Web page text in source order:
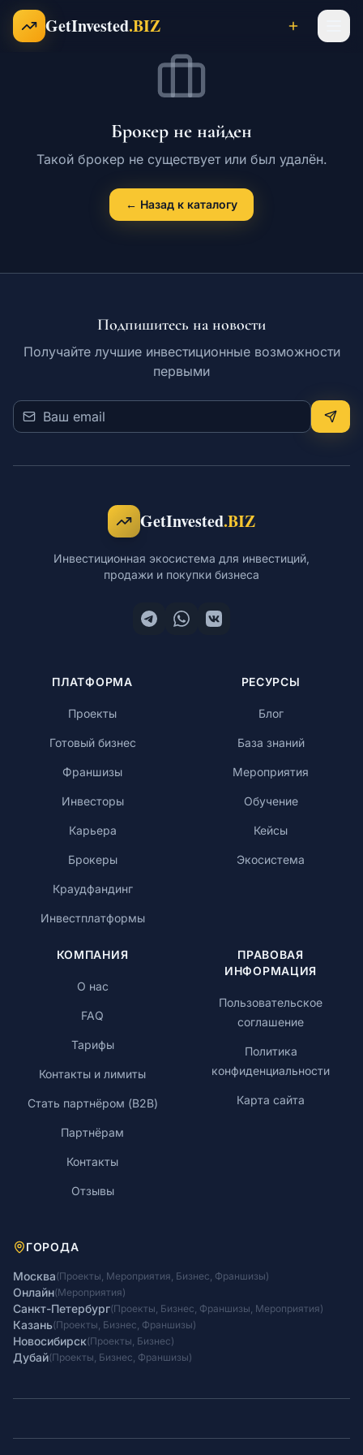
Перейти к содержимому
GetInvested.BIZ
Бизнесы
Франшизы
Карьера
Обучение
© 2026 Все права защищены
Брокер не найден
Такой брокер не существует или был удалён.
← Назад к каталогу
Подпишитесь на новости
Получайте лучшие инвестиционные возможности
первыми
GetInvested.BIZ
Инвестиционная экосистема для инвестиций,
продажи и покупки бизнеса
ПЛАТФОРМА
Проекты
Готовый бизнес
Франшизы
Инвесторы
Карьера
Брокеры
Краудфандинг
Инвестплатформы
РЕСУРСЫ
Блог
База знаний
Мероприятия
Обучение
Кейсы
Экосистема
КОМПАНИЯ
О нас
FAQ
Тарифы
Контакты и лимиты
Стать партнёром (B2B)
Партнёрам
Контакты
Отзывы
ПРАВОВАЯ
ИНФОРМАЦИЯ
Пользовательское
соглашение
Политика
конфиденциальности
Карта сайта
ГОРОДА
Москва(Проекты, Мероприятия, Бизнес, Франшизы)
Онлайн(Мероприятия)
Санкт-Петербург(Проекты, Бизнес, Франшизы, Мероприятия)
Казань(Проекты, Бизнес, Франшизы)
Новосибирск(Проекты, Бизнес)
Дубай(Проекты, Бизнес, Франшизы)